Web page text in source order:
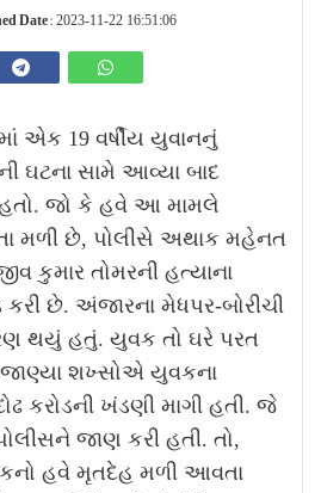
Date : 2023-11-22 16:51:06
એક 19 વર્ષીય યુવાનનું
ઘટના સામે આવ્યા બાદ
જો કે હવે આ મામલે
મળી છે, પોલીસે અથાક મહેનત
કુમાર તોમરની હત્યાના
છે. અંજારના મેધપર-બોરીચી
થયું હતું. યુવક તો ઘરે પરત
શખ્સોએ યુવકના
કરોડની ખંડણી માગી હતી. જે
જાણ કરી હતી. તો,
હવે મૃતદેહ મળી આવતા